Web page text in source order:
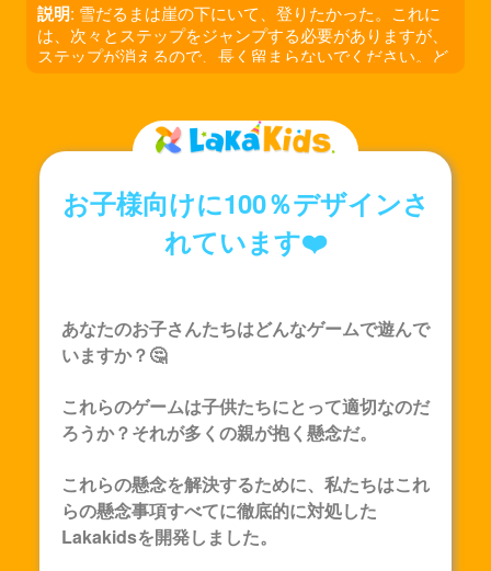
説明: 雪だるまは崖の下にいて、登りたかった。これに
は、次々とステップをジャンプする必要がありますが、
ステップが消えるので、長く留まらないでください。ど
行こう！勝利はあなた次第です！
お子様向けに100％デザインさ
れています❤️
あなたのお子さんたちはどんなゲームで遊んで
いますか？🤔
これらのゲームは子供たちにとって適切なのだ
ろうか？それが多くの親が抱く懸念だ。
これらの懸念を解決するために、私たちはこれ
らの懸念事項すべてに徹底的に対処した
Lakakidsを開発しました。